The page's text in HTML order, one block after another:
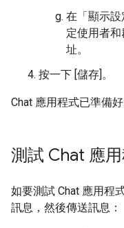
在「顯示
定使用者和
址。
按一下 [儲存] 。
Chat 應用程式已準備好
測試 Chat 應
如要測試 Chat 應用程
訊息，然後傳送訊息：